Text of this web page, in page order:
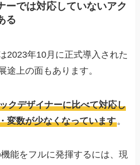
では対応していないアク
る
2023年10月に正式導入された
途上の面もあります。
クデザイナーに比べて対応し
変数が少なくなっています。
能をフルに発揮するには、現